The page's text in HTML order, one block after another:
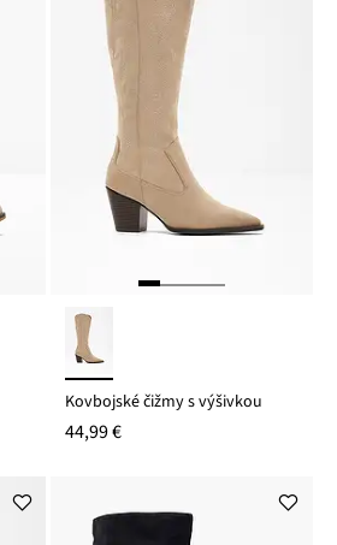
Kovbojské čižmy s výšivkou
44,99 €